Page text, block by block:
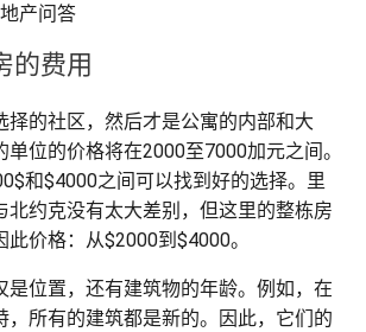
产问答
的费用
择的社区，然后才是公寓的内部和大
位的价格将在2000至7000加元之间。
和$4000之间可以找到好的选择。里
北约克没有太大差别，但这里的整栋房
价格：从$2000到$4000。
是位置，还有建筑物的年龄。例如，在
，所有的建筑都是新的。因此，它们的